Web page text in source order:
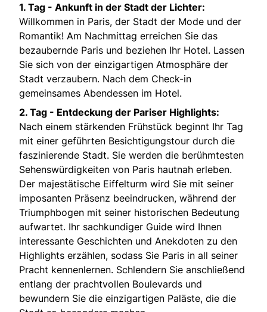
1. Tag - Ankunft in der Stadt der Lichter:
Willkommen in Paris, der Stadt der Mode und der
Romantik! Am Nachmittag erreichen Sie das
bezaubernde Paris und beziehen Ihr Hotel. Lassen
Sie sich von der einzigartigen Atmosphäre der
Stadt verzaubern. Nach dem Check-in
gemeinsames Abendessen im Hotel.
2. Tag - Entdeckung der Pariser Highlights:
Nach einem stärkenden Frühstück beginnt Ihr Tag
mit einer geführten Besichtigungstour durch die
faszinierende Stadt. Sie werden die berühmtesten
Sehenswürdigkeiten von Paris hautnah erleben.
Der majestätische Eiffelturm wird Sie mit seiner
imposanten Präsenz beeindrucken, während der
Triumphbogen mit seiner historischen Bedeutung
aufwartet. Ihr sachkundiger Guide wird Ihnen
interessante Geschichten und Anekdoten zu den
Highlights erzählen, sodass Sie Paris in all seiner
Pracht kennenlernen. Schlendern Sie anschließend
entlang der prachtvollen Boulevards und
bewundern Sie die einzigartigen Paläste, die die